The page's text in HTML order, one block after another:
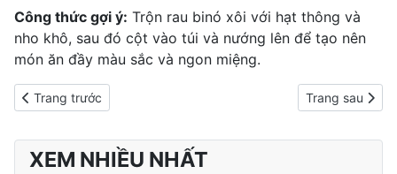
Công thức gợi ý: Trộn rau binó xôi với hạt thông và
nho khô, sau đó cột vào túi và nướng lên để tạo nên
món ăn đầy màu sắc và ngon miệng.
Previous article: 6 cách làm giá đỗ tại nhà cực kỳ đơn giản
Trang trước Next article: 5
Trang sau
XEM NHIỀU NHẤT